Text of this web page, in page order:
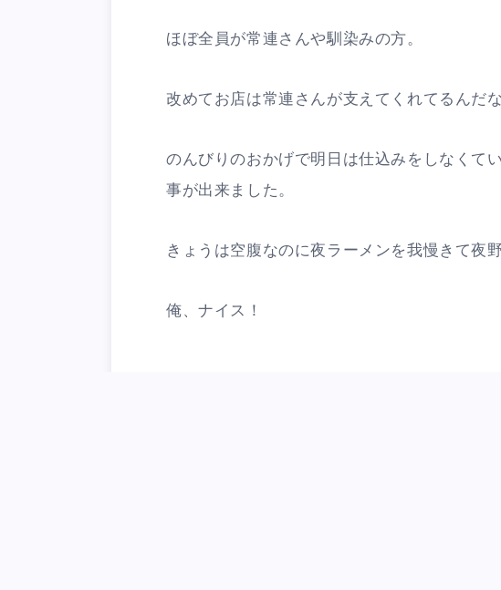
ほぼ全員が常連さんや馴染みの方。
改めてお店は常連さんが支えてくれてるんだ
のんびりのおかげで明日は仕込みをしなくて
事が出来ました。
きょうは空腹なのに夜ラーメンを我慢きて夜
俺、ナイス！